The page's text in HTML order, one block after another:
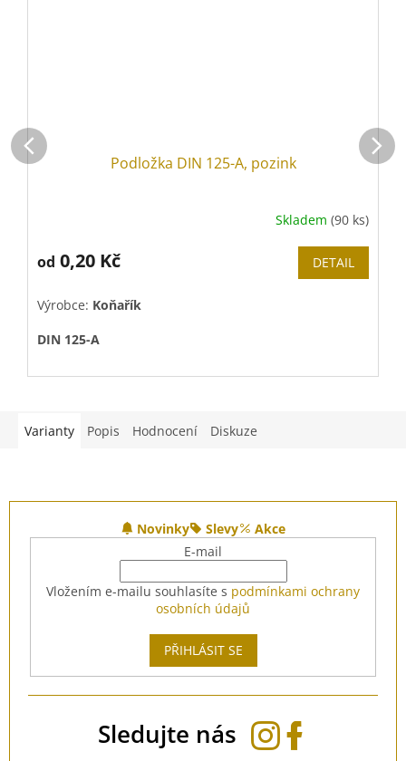
Podložka DIN 125-A, pozink
Skladem (90 ks)
od 0,20 Kč DETAIL
Výrobce: Koňařík
DIN 125-A
Varianty Popis Hodnocení Diskuze
Novinky Slevy
Akce
E-mail
Vložením e-mailu souhlasíte s podmínkami ochrany
osobních údajů
PŘIHLÁSIT SE
Sledujte nás